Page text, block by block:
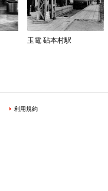
玉電 砧本村駅
利用規約